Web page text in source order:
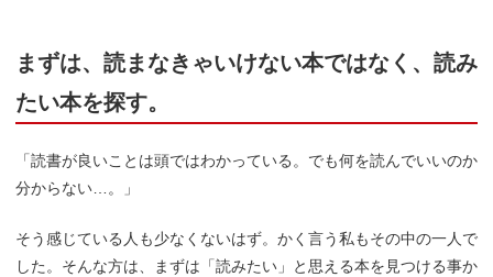
まずは、読まなきゃいけない本ではなく、読み
たい本を探す。
「読書が良いことは頭ではわかっている。でも何を読んでいいのか
分からない…。」
そう感じている人も少なくないはず。かく言う私もその中の一人で
した。そんな方は、まずは「読みたい」と思える本を見つける事か